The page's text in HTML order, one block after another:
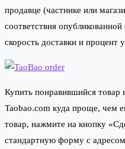
продавце (частнике или
соответствия
скорость доставки и
Купить понравившийся товар
Taobao.com куда проще, чем
товар, нажмите на кнопку
стандартную форму с